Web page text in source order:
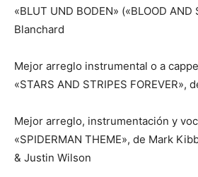
«BLUT UND BODEN» («BLOOD
Blanchard
Mejor arreglo instrumental o a
«STARS AND STRIPES FOREVER»,
Mejor arreglo, instrumentación y
«SPIDERMAN THEME», de Mark
& Justin Wilson